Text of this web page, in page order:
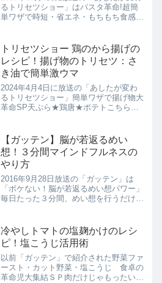
るトリセツショー」はパスタ革命!超簡
単ワザで時短・省エネ・もちもち食感乾
い物・減、光熱費・減なのに激ウマ！直
伝！本場の楽しみ方...
トリセツショー 鶏のから揚げの
レシピ！揚げ物のトリセツ：さ
き油で簡単激ウマ
2024年4月4日に放送の「あしたが変わ
るトリセツショー」簡単ワザで揚げ物大
革命SP天ぷら★鶏唐★ポテトこちらで
【ガッテン】脳が若返るめい
想！３分間マインドフルネスの
やり方
2016年9月28日放送の「ガッテン」は
「ボケない！脳が若返るめい想パワー」
毎日たった３分間、めい想を行うだけで
ります。３分間マインドフルネスのやり
方の紹介！
冷やしトマトの塩麹かけのレシ
ピ！塩こうじ活用術
以前「ガッテン」で紹介された野菜ファ
ースト・カット野菜・塩こうじ 食卓の
革命児大集結ＳＰ肉だけじゃもったいな